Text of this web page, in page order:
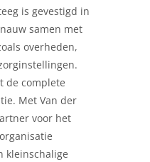
is gevestigd in
samen met
overheden,
de complete
Met Van der
voor het
kleinschalige